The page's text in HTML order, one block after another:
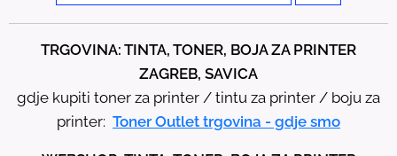
t
TRGOVINA: TINTA, TONER, BOJA ZA PRINTER
ZAGREB, SAVICA
gdje kupiti toner za printer / tintu za printer / boju za
printer: Toner Outlet trgovina - gdje smo